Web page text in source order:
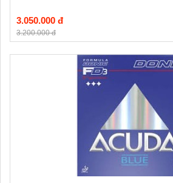
3.050.000 đ
3.200.000 đ